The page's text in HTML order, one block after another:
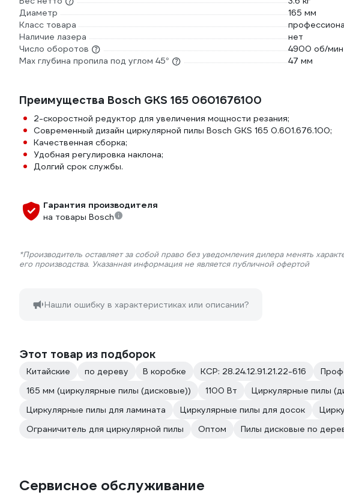
Диаметр
165 мм
Класс товара
Наличие лазера
нет
Число оборотов
4900 об/мин
Max глубина пропила под углом 45°
47 мм
Преимущества Bosch GKS 165 0601676100
2-скоростной редуктор для увеличения мощности резания;
Современный дизайн циркулярной пилы Bosch GKS 165 0.601.676.100;
Качественная сборка;
Удобная регулировка наклона;
Долгий срок службы.
Гарантия производителя
на товары Bosch
*Производитель оставляет за собой право без уведомления дилера менять
его производства. Указанная информация не является публичной офертой
Нашли ошибку в характеристиках или описании?
Этот товар из подборок
Китайские по дереву В коробке КСР: 28.24.12.91.21.22-616
165 мм (циркулярные пилы (дисковые))
1100 Вт Циркулярные пилы
Циркулярные пилы для ламината
Циркулярные пилы для досок
Ограничитель для циркулярной пилы
Оптом Пилы дисковые по
Сервисное обслуживание